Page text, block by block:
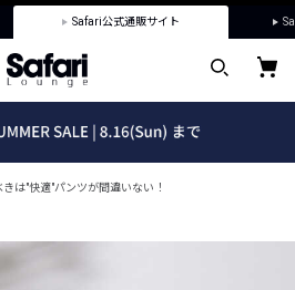
Safari公式通販サイト
は"快適"パンツが間違いない！